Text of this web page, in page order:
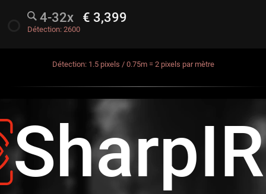
4-32x € 3,399
Détection: 2600
Détection: 1.5 pixels / 0.75m = 2 pixels par mètre